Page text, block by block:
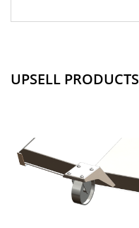
UPSELL PRODUCTS